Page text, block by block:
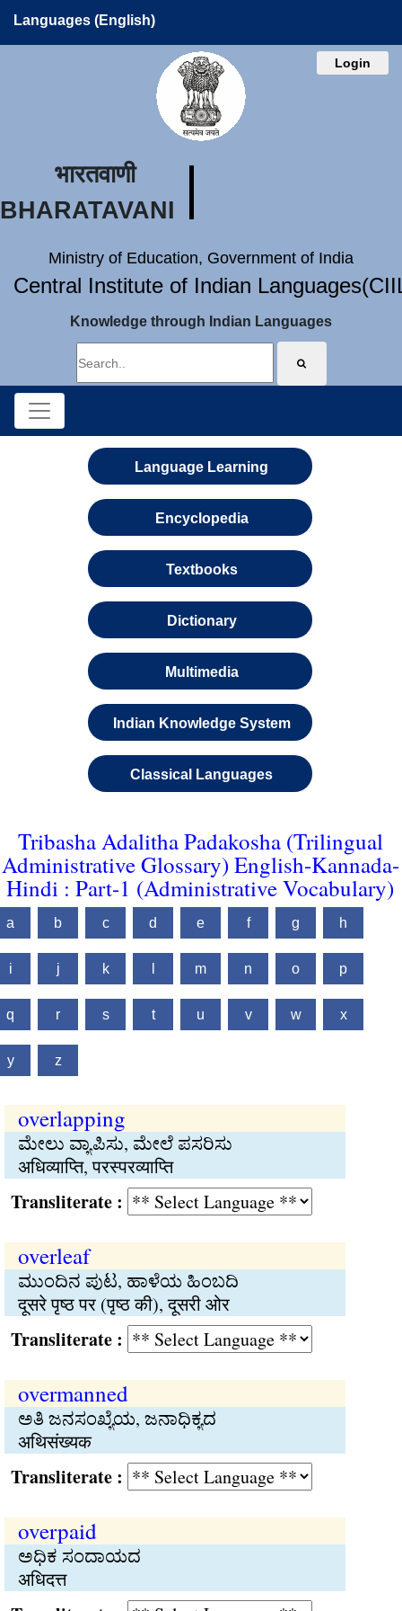
Languages (English)
Login
भारतवाणी
BHARATAVANI
Ministry of Education, Government of India
Central Institute of Indian
Knowledge through Indian Languages
Language Learning
Encyclopedia
Textbooks
Dictionary
Multimedia
Indian Knowledge System
Classical Languages
Tribasha Adalitha Padakosha (Trilingual
Administrative Glossary) English-Kannada-
Hindi : Part-1 (Administrative Vocabulary)
a b c d e f g h
i j k m n o p
q r s t u v w x
y z
overlapping
ಮೇಲು ವ್ಯಾಪಿಸು, ಮೇಲೆ ಪಸರಿಸು
अधिव्याप्ति, परस्परव्याप्ति
:
overleaf
ಮುಂದಿನ ಪುಟ, ಹಾಳೆಯ ಹಿಂಬದಿ
दूसरे पृष्ठ पर (पृष्ठ की), दूसरी ओर
:
overmanned
ಅತಿ ಜನಸಂಖ್ಯೆಯ, ಜನಾಧಿಕ್ಯದ
अथिसंख्यक
:
overpaid
ಅಧಿಕ ಸಂದಾಯದ
अधिदत्त